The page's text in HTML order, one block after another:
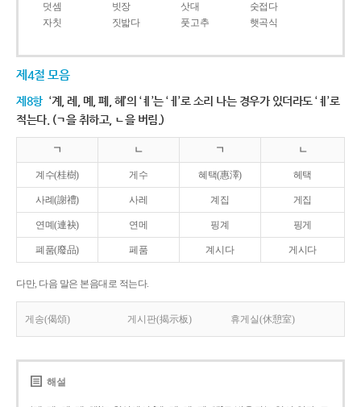
덧셈
빗장 삿대
숫접다
자칫
짓밟다 풋고추 햇곡식
제4절 모음
제8항 ‘계, 례, 몌, 폐, 혜’의 ‘ㅖ’는 ‘ㅔ’로 소리 나는 경우가 있더라도 ‘ㅖ’로
적는다. (ㄱ을 취하고, ㄴ을 버림.)
ㄱ ㄴ ㄱ ㄴ
계수(桂樹) 게수 혜택(惠澤) 헤택
사례(謝禮) 사레 계집 게집
연몌(連袂) 연메 핑계 핑게
폐품(廢品) 페품 계시다 게시다
다만, 다음 말은 본음대로 적는다.
게송(偈頌) 게시판(揭示板) 휴게실(休憩室)
해설